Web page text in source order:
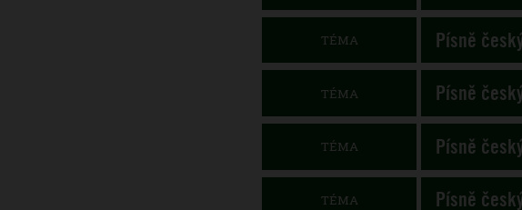
TÉMA Písně
TÉMA Písně
TÉMA Písně
TÉMA Písně